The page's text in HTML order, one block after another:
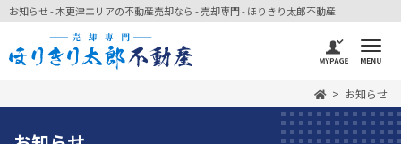
お知らせ - 木更津エリアの不動産売却なら - 売却専門 - ほりきり太郎不動産
お知らせ